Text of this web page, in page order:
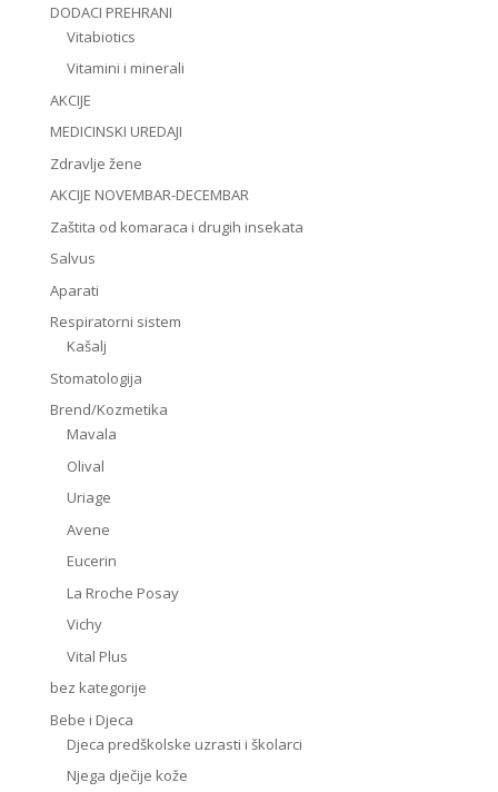
DODACI PREHRANI
Vitabiotics
Vitamini i minerali
AKCIJE
MEDICINSKI UREDAJI
Zdravlje žene
AKCIJE NOVEMBAR-DECEMBAR
Zaštita od komaraca i drugih insekata
Salvus
Aparati
Respiratorni sistem
Kašalj
Stomatologija
Brend/Kozmetika
Mavala
Olival
Uriage
Avene
Eucerin
La Rroche Posay
Vichy
Vital Plus
bez kategorije
Bebe i Djeca
Djeca predškolske uzrasti i školarci
Njega dječije kože